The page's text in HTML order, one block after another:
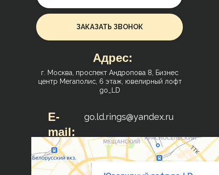
Адрес:
г. Москва, проспект Андропова 8, Бизнес
центр Мегаполис, 6 этаж, ювелирный лофт
go_LD
E-
mail:
go.ld.rings@yandex.ru
ЗАКАЗАТЬ ЗВОНОК